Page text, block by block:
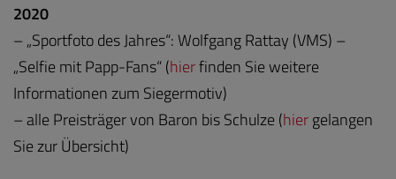
2020
– „Sportfoto des Jahres“: Wolfgang Rattay (VMS) –
„Selfie mit Papp-Fans“ (hierfinden Sie weitere
Informationen zum Siegermotiv)
– alle Preisträger von Baron bis Schulze (hiergelangen
Sie zur Übersicht)